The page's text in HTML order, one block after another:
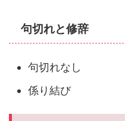
句切れと修辞
句切れなし
係り結び